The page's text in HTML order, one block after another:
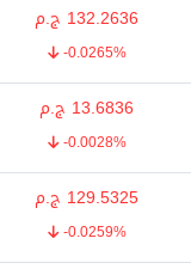
132.2636 ج.م
-0.0265%
13.6836 ج.م
-0.0028%
129.5325 ج.م
-0.0259%